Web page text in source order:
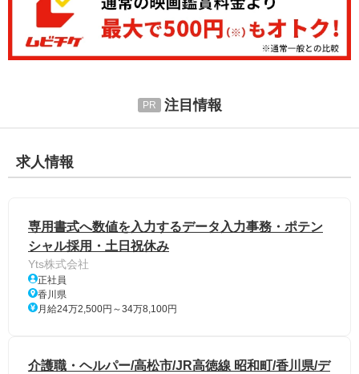
注目情報
求人情報
専用書式へ数値を入力するデータ入力事務・ポテン
シャル採用・土日祝休み
Yts株式会社
正社員
香川県
月給24万2,500円～34万8,100円
介護職・ヘルパー/高松市/JR高徳線 昭和町/香川県/デ